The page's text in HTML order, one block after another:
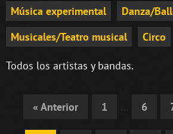
Música experimental
Danza/
Musicales/Teatro musical
Circo
Todos los artistas y bandas.
« Anterior 1 ... 6